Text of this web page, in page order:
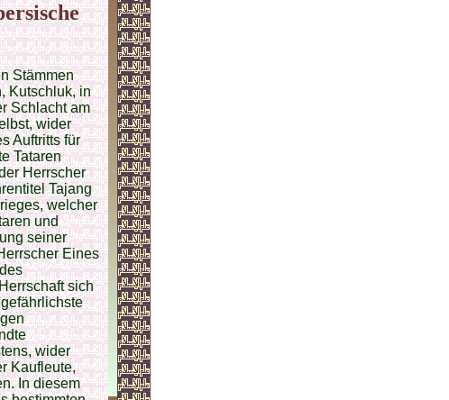
Stämmen
Kutschluk, in
Schlacht am
wider
Auftritts für
Tataren
Herrscher
Tajang
welcher
und
seiner
Eines
sich
wider
Kaufleute,
In diesem